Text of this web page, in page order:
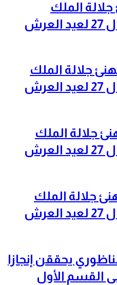
الملك
جلالة الملك
جلالة الملك
جلالة الملك
يحققن إنجازا
القسم الأول